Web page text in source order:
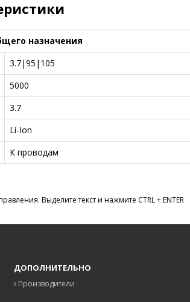
назначения
3.7|95|105
5000
3.7
Li-Ion
К проводам
Выделите текст и нажмите CTRL + ENTER
ДОПОЛНИТЕЛЬНО
Производители